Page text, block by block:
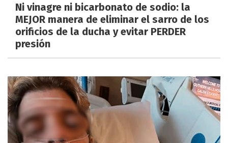
Ni vinagre ni bicarbonato de sodio: la
MEJOR manera de eliminar el sarro de los
orificios de la ducha y evitar PERDER
presión